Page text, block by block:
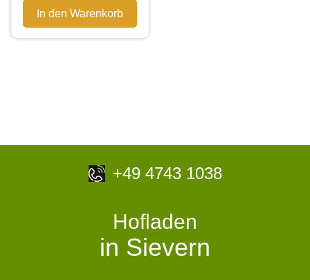
In den Warenkorb
+49 4743 1038
Hofladen
in Sievern